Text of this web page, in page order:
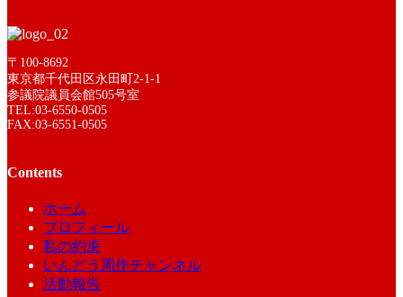
〒100-8692
東京都千代田区永田町2-1-1
参議院議員会館505号室
TEL:03-6550-0505
FAX:03-6551-0505
Contents
ホーム
プロフィール
私の約束
いんどう周作チャンネル
活動報告